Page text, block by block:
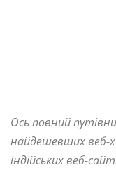
Ось повний
найдешевших веб-
індійських веб-